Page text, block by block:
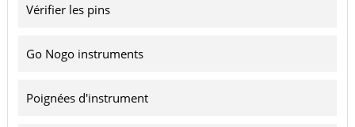
Vérifier les pins
Go Nogo instruments
Poignées d'instrument